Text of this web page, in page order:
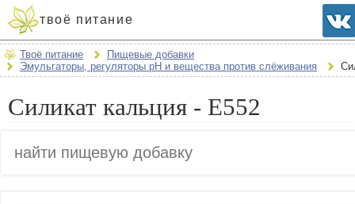
твоё питание
Твоё питание
Пищевые добавки
Эмульгаторы, регуляторы рН и вещества против слёживания
Силикат кальция - E552